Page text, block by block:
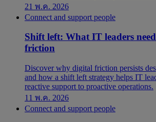
21 พ.ค. 2026
Connect and support people
Shift left: What IT leaders
friction
Discover why digital friction persists
and how a shift left strategy helps IT
reactive support to proactive operations.
11 พ.ค. 2026
Connect and support people